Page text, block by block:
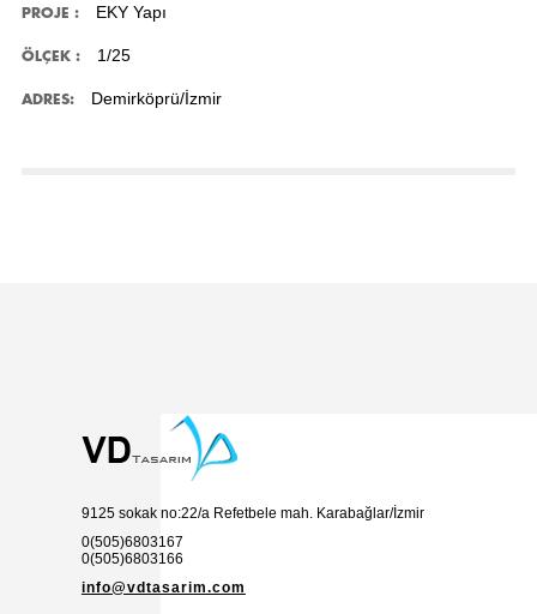
PROJE : EKY Yapı
ÖLÇEK : 1/25
ADRES: Demirköprü/İzmir
9125 sokak no:22/a Refetbele mah. Karabağlar/İzmir
0(505)6803167
0(505)6803166
info@vdtasarim.com